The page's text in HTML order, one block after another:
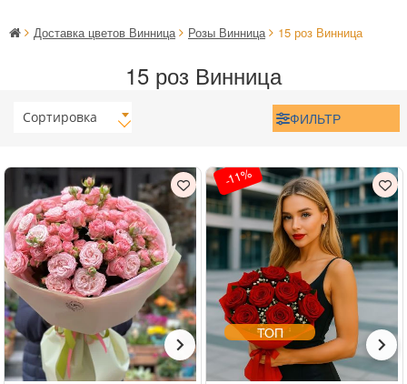
Доставка цветов Винница Розы Винница 15 роз Винница
15 роз Винница
Сортировка ФИЛЬТР
-11%
ТОП